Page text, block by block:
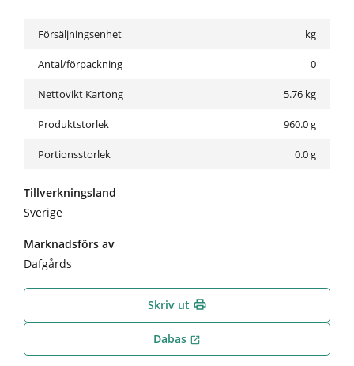
Försäljningsenhet kg
Antal/förpackning 0
Nettovikt Kartong 5.76 kg
Produktstorlek 960.0 g
Portionsstorlek 0.0 g
Tillverkningsland
Sverige
Marknadsförs av
Dafgårds
Skriv ut print
Dabas open_in_new